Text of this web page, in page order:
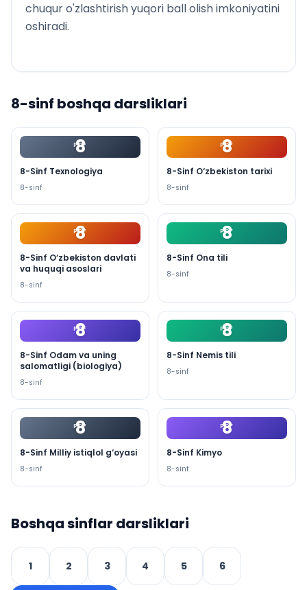
chuqur o'zlashtirish yuqori ball olish imkoniyatini
oshiradi.
8-sinf boshqa darsliklari
8
PDF
8-Sinf Texnologiya
8-sinf
8
PDF
8-Sinf O‘zbekiston tarixi
8-sinf
8
PDF
8-Sinf O‘zbekiston davlati
va huquqi asoslari
8-sinf
8
PDF
8-Sinf Ona tili
8-sinf
8
PDF
8-Sinf Odam va uning
salomatligi (biologiya)
8-sinf
8
PDF
8-Sinf Nemis tili
8-sinf
8
PDF
8-Sinf Milliy istiqlol g‘oyasi
8-sinf
8
PDF
8-Sinf Kimyo
8-sinf
Boshqa sinflar darsliklari
1 2 3 4 5 6